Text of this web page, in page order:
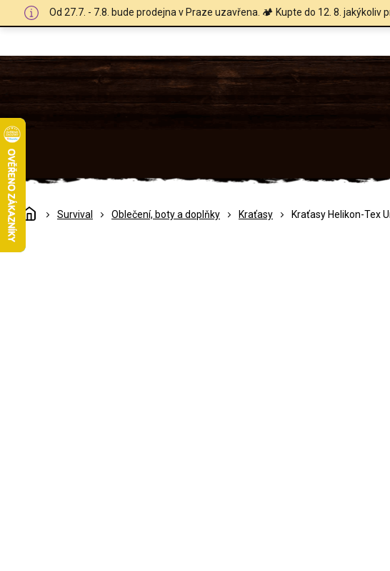
Od 27.7. - 7.8. bude prodejna v Praze uzavřena. 🏕️ Kupte do 12. 8. jakýkoliv
DomůSurvival Oblečení, boty a doplňky Kraťasy Kraťasy Helikon-Tex